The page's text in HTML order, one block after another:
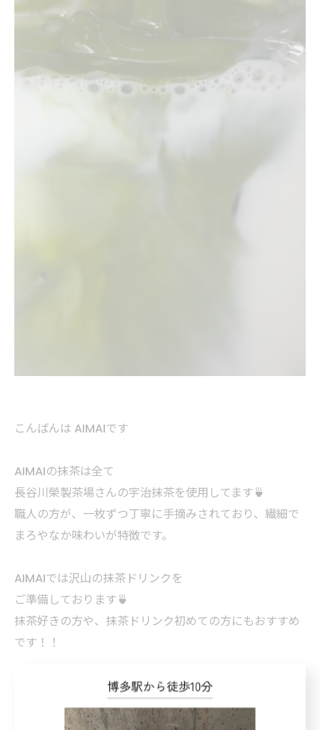
こんばんは AIMAIです
AIMAIの抹茶は全て
長谷川榮製茶場さんの宇治抹茶を使用してます🍵
職人の方が、一枚ずつ丁寧に手摘みされており、繊細で
まろやなか味わいが特徴です。
AIMAIでは沢山の抹茶ドリンクを
ご準備しております🍵
抹茶好きの方や、抹茶ドリンク初めての方にもおすすめ
です！！